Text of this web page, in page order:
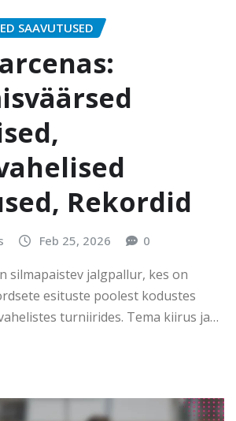
SAAVUTUSED
Rekordid
Feb 25, 2026 0
silmapaistev jalgpallur, kes on
esituste poolest kodustes
turniirides. Tema kiirus ja…